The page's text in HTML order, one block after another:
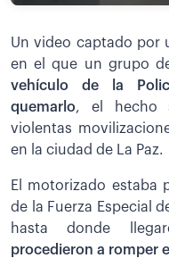
Un video captado por
en el que un grupo
vehículo de la
quemarlo, el hecho
violentas
en la ciudad de La Paz.
El motorizado estaba
de la Fuerza Especial
hasta donde
procedieron a romper